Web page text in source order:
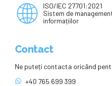
ISO/IEC 27701:2021
Sistem de
informațiilor
Contact
Ne puteți contacta oricând
+40 765 699 399